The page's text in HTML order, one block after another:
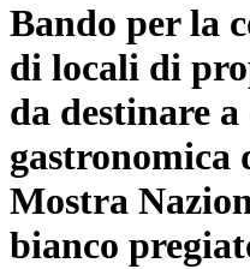
Bando per la
di locali di
da destinare
gastronomica
Mostra
bianco